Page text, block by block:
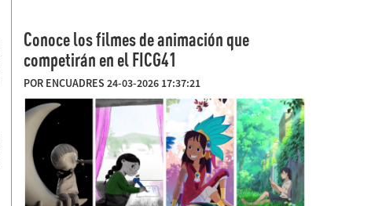
Conoce los filmes de animación que
competirán en el FICG41
POR ENCUADRES 24-03-2026 17:37:21